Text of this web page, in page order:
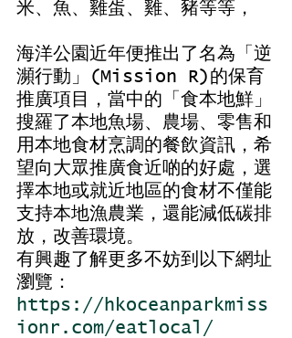
米、魚、雞蛋、雞、豬等等，
海洋公園近年便推出了名為「逆
瀕行動」(Mission R)的保育
推廣項目，當中的「食本地鮮」
搜羅了本地魚場、農場、零售和
用本地食材烹調的餐飲資訊，希
望向大眾推廣食近啲的好處，選
擇本地或就近地區的食材不僅能
支持本地漁農業，還能減低碳排
放，改善環境。
有興趣了解更多不妨到以下網址
瀏覽：
https://hkoceanparkmiss
ionr.com/eatlocal/